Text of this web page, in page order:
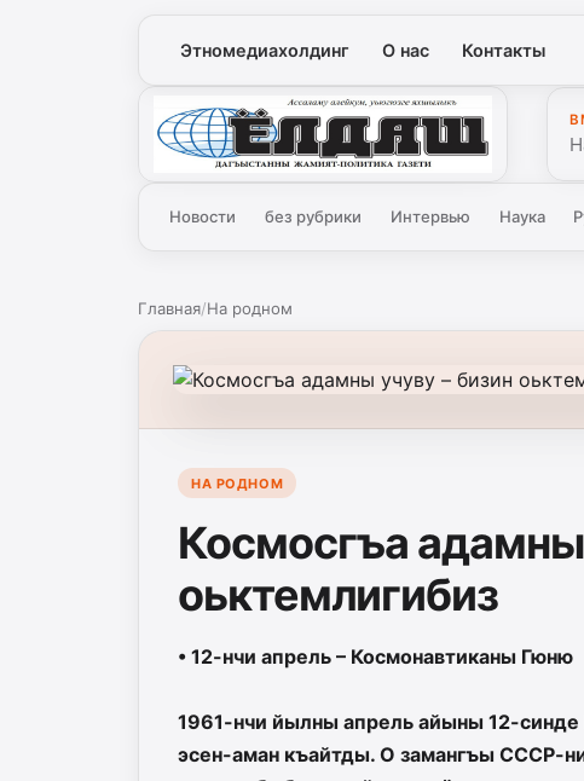
Этномедиахолдинг О нас Контакты
Ёлдаш
Новости без рубрики Интервью Наука
Главная/На родном
НА РОДНОМ
Космосгъа адамны
оьктемлигибиз
• 12-нчи апрель – Космонавтиканы Гюню
1961-нчи йылны апрель айыны 12-синде
эсен-аман къайтды. О замангъы СССР-